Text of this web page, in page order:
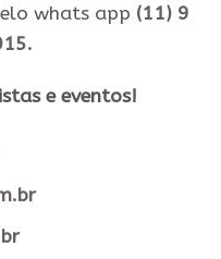
whats app (11) 9
e eventos​!